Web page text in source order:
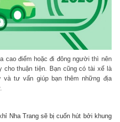
cao điểm hoặc đi đông người thì nên
cho thuận tiện. Bạn cũng có tài xế là
tư vấn giúp bạn thêm những địa
Nha Trang sẽ bị cuốn hút bởi khung